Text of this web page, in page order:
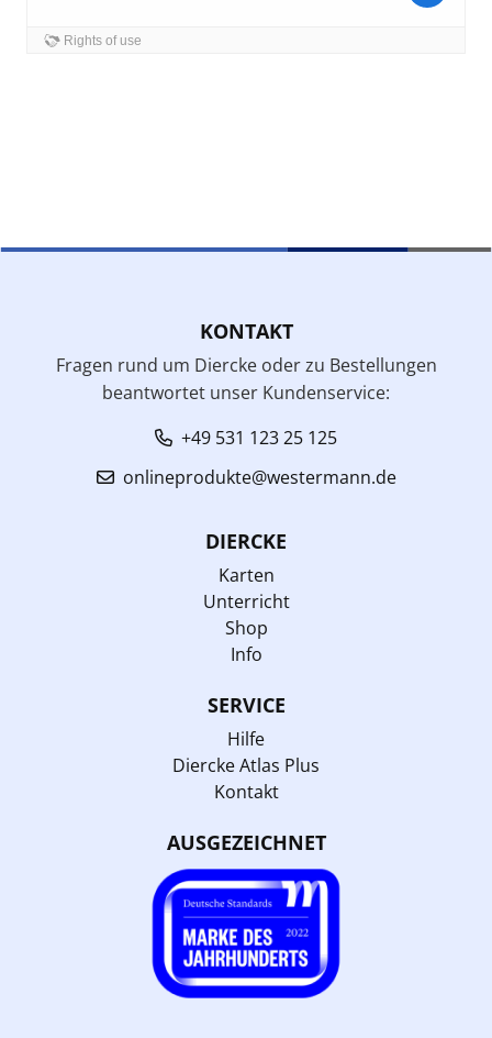
KONTAKT
Fragen rund um Diercke oder zu Bestellungen
beantwortet unser Kundenservice:
+49 531 123 25 125
onlineprodukte@westermann.de
DIERCKE
Karten
Unterricht
Shop
Info
SERVICE
Hilfe
Diercke Atlas Plus
Kontakt
AUSGEZEICHNET